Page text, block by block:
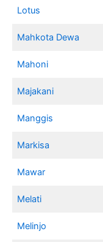
Lotus
Mahkota Dewa
Mahoni
Majakani
Manggis
Markisa
Mawar
Melati
Melinjo